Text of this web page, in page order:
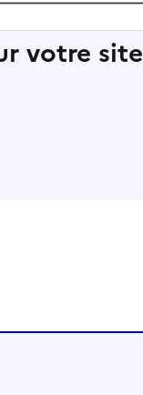
votre site